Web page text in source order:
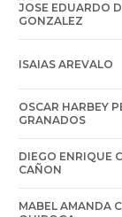
JOSE EDUARDO
GONZALEZ
ISAIAS AREVALO
OSCAR HARBEY
GRANADOS
DIEGO ENRIQUE
CAÑON
MABEL AMANDA